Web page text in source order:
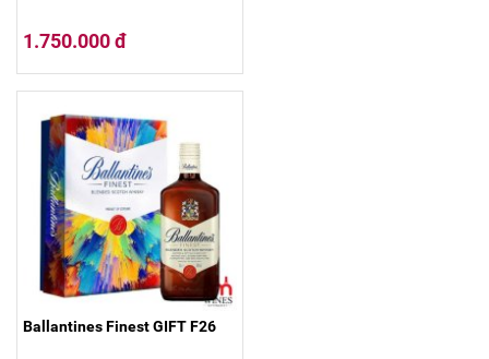
1.750.000 đ
Ballantines Finest GIFT F26